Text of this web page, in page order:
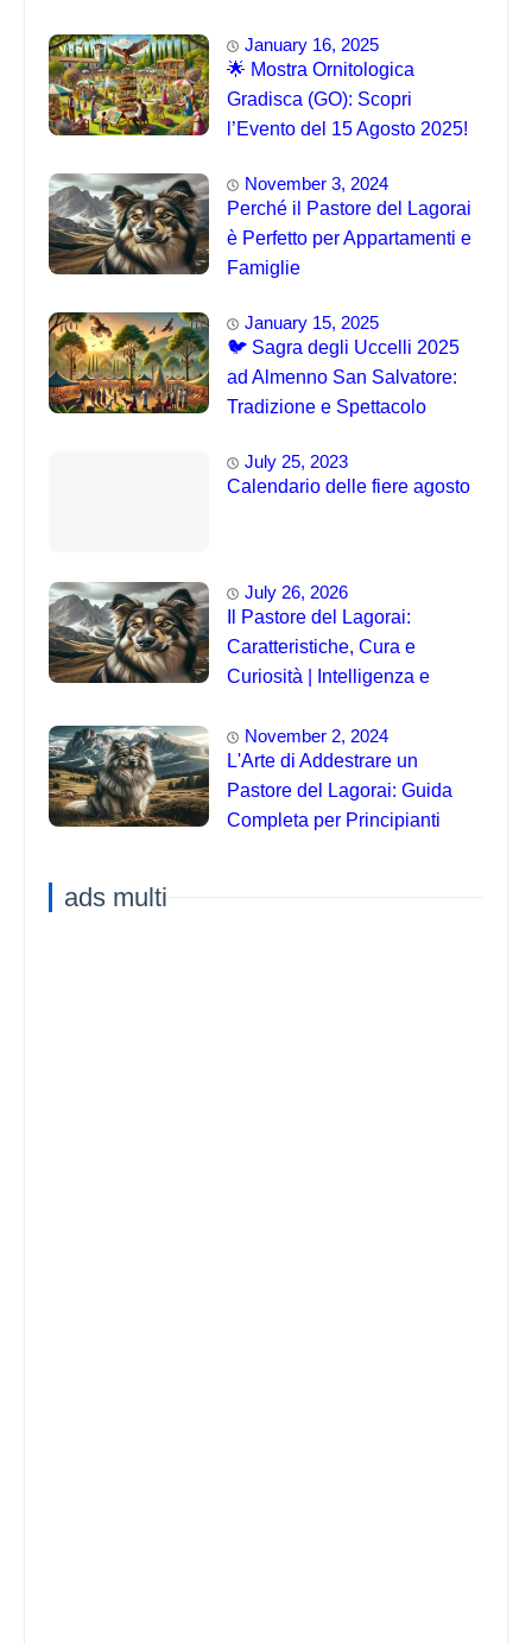
January 16, 2025
🌟 Mostra Ornitologica
Gradisca (GO): Scopri
l’Evento del 15 Agosto 2025!
November 3, 2024
Perché il Pastore del Lagorai
è Perfetto per Appartamenti e
Famiglie
January 15, 2025
🐦 Sagra degli Uccelli 2025
ad Almenno San Salvatore:
Tradizione e Spettacolo
July 25, 2023
Calendario delle fiere agosto
July 26, 2026
Il Pastore del Lagorai:
Caratteristiche, Cura e
Curiosità | Intelligenza e
November 2, 2024
L'Arte di Addestrare un
Pastore del Lagorai: Guida
Completa per Principianti
ads multi